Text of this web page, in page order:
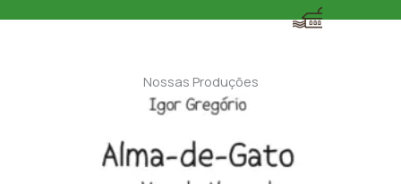
Nossas Produções